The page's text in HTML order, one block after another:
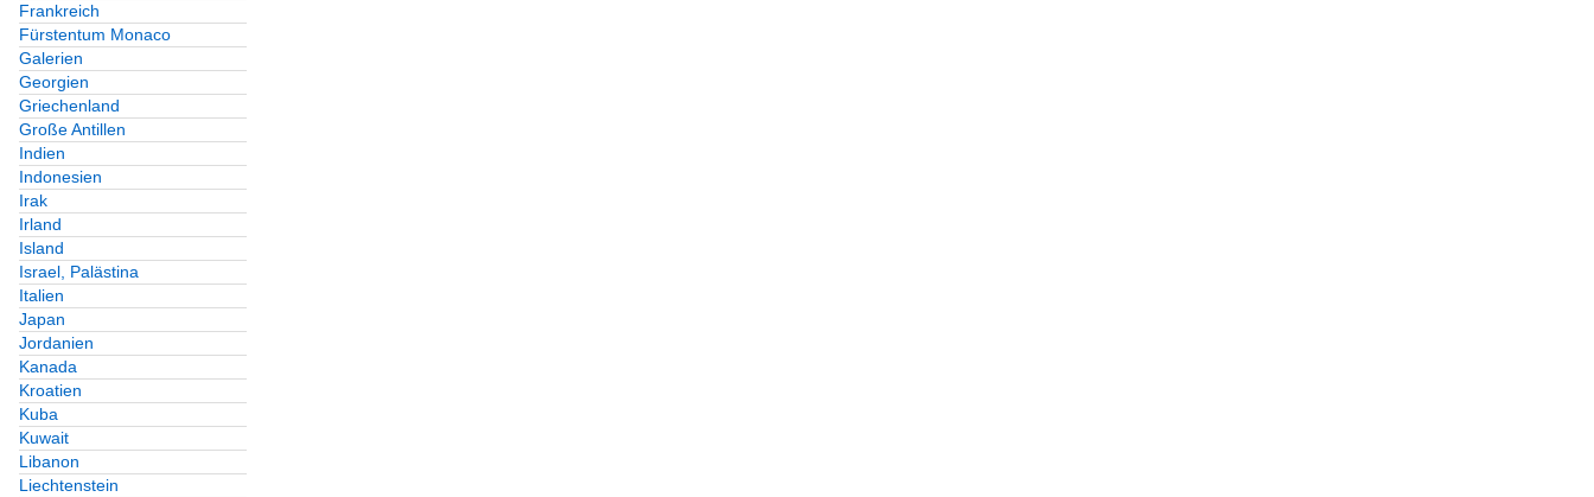
Frankreich
Fürstentum Monaco
Galerien
Georgien
Griechenland
Große Antillen
Indien
Indonesien
Irak
Irland
Island
Israel, Palästina
Italien
Japan
Jordanien
Kanada
Kroatien
Kuba
Kuwait
Libanon
Liechtenstein